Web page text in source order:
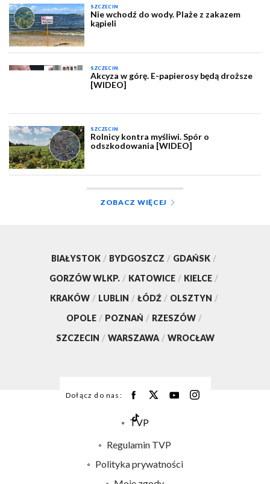
SZCZECIN
Nie wchodź do wody. Plaże z zakazem
kąpieli
SZCZECIN
Akcyza w górę. E-papierosy będą droższe
[WIDEO]
SZCZECIN
Rolnicy kontra myśliwi. Spór o
odszkodowania [WIDEO]
ZOBACZ WIĘCEJ
BIAŁYSTOK / BYDGOSZCZ / GDAŃSK /
GORZÓW WLKP. / KATOWICE / KIELCE /
KRAKÓW / LUBLIN / ŁÓDŹ / OLSZTYN /
OPOLE / POZNAŃ / RZESZÓW /
SZCZECIN / WARSZAWA / WROCŁAW
Dołącz do nas:
TVP
Centrum informacji TVP
Regulamin TVP
Polityka prywatności